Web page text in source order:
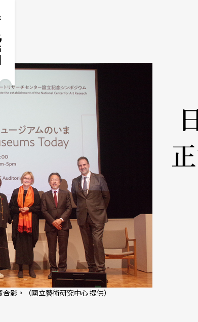
影。（國立藝術研究中心 提供）